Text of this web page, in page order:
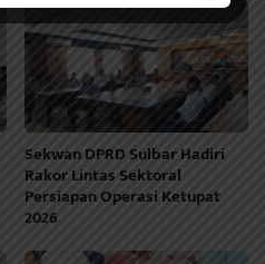
Sekwan DPRD Sulbar Hadiri
Rakor Lintas Sektoral
Persiapan Operasi Ketupat
2026